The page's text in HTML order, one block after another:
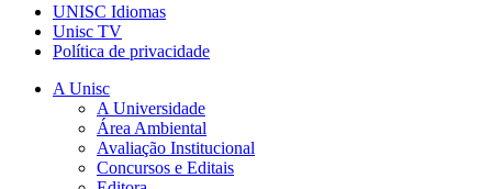
UNISC Idiomas
Unisc TV
Política de privacidade
A Unisc
A Universidade
Área Ambiental
Avaliação Institucional
Concursos e Editais